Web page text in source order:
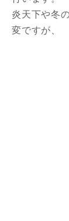
炎天下や冬
変ですが、